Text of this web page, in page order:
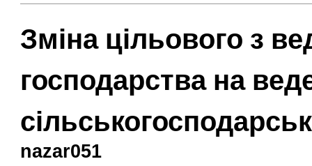
Зміна цільового з
господарства на
nazar051